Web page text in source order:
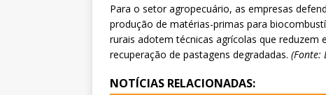
Para o setor agropecuário, as empresas
produção de matérias-primas para
rurais adotem técnicas agrícolas que
recuperação de pastagens degradadas. (Fonte:
NOTÍCIAS RELACIONADAS: